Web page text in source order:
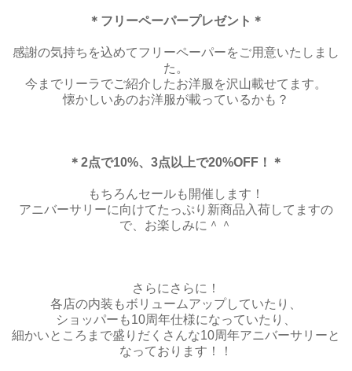
＊フリーペーパープレゼント＊
感謝の気持ちを込めてフリーペーパーをご用意いたしまし
た。
今までリーラでご紹介したお洋服を沢山載せてます。
懐かしいあのお洋服が載っているかも？
＊2点で10%、3点以上で20%OFF！＊
もちろんセールも開催します！
アニバーサリーに向けてたっぷり新商品入荷してますの
で、お楽しみに＾＾
さらにさらに！
各店の内装もボリュームアップしていたり、
ショッパーも10周年仕様になっていたり、
細かいところまで盛りだくさんな10周年アニバーサリーと
なっております！！